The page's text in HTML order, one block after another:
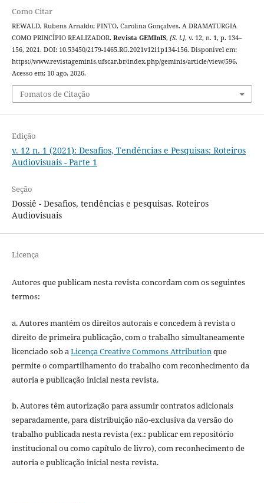
Como Citar
REWALD, Rubens Arnaldo; PINTO, Carolina Gonçalves. A DRAMATURGIA
COMO PRINCÍPIO REALIZADOR. Revista GEMInIS, [S. l.], v. 12, n. 1, p. 134–
156, 2021. DOI: 10.53450/2179-1465.RG.2021v12i1p134-156. Disponível em:
https://www.revistageminis.ufscar.br/index.php/geminis/article/view/596.
Acesso em: 10 ago. 2026.
Fomatos de Citação
Edição
v. 12 n. 1 (2021): Desafios, Tendências e Pesquisas: Roteiros
Audiovisuais - Parte 1
Seção
Dossiê - Desafios, tendências e pesquisas. Roteiros
Audiovisuais
Licença
Autores que publicam nesta revista concordam com os seguintes
termos:
a. Autores mantém os direitos autorais e concedem à revista o
direito de primeira publicação, com o trabalho simultaneamente
licenciado sob a Licença Creative Commons Attribution que
permite o compartilhamento do trabalho com reconhecimento da
autoria e publicação inicial nesta revista.
b. Autores têm autorização para assumir contratos adicionais
separadamente, para distribuição não-exclusiva da versão do
trabalho publicada nesta revista (ex.: publicar em repositório
institucional ou como capítulo de livro), com reconhecimento de
autoria e publicação inicial nesta revista.